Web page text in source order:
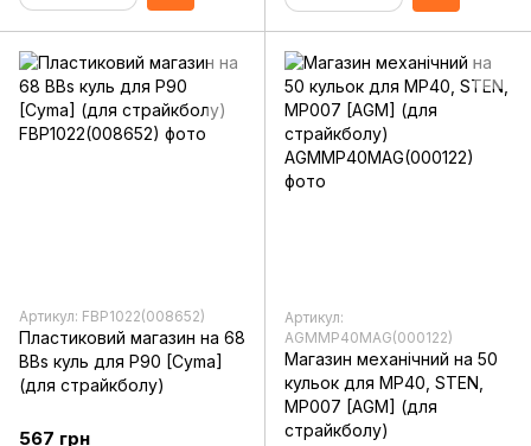
Артикул: FBP1022(008652)
Пластиковий магазин на 68
BBs куль для P90 [Cyma]
(для страйкболу)
567 грн
Артикул:
AGMMP40MAG(000122)
Магазин механічний на 50
кульок для MP40, STEN,
MP007 [AGM] (для
страйкболу)